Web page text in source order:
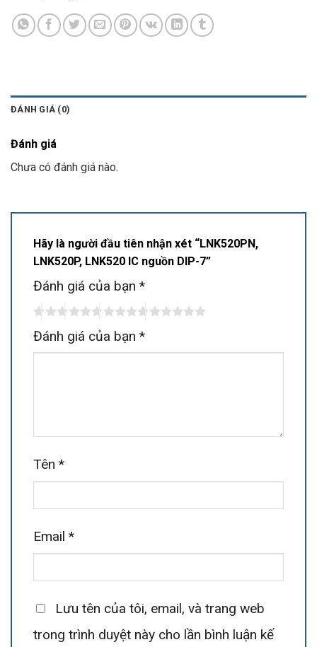
ĐÁNH GIÁ (0)
Đánh giá
Chưa có đánh giá nào.
Hãy là người đầu tiên nhận xét “LNK520PN,
LNK520P, LNK520 IC nguồn DIP-7”
Đánh giá của bạn *
Đánh giá của bạn *
Tên *
Email *
Lưu tên của tôi, email, và trang web
trong trình duyệt này cho lần bình luận kế